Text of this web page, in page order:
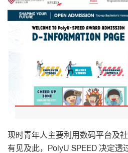
现时青年人主要利用数码平台及
有见及此，PolyU SPEED 决定透